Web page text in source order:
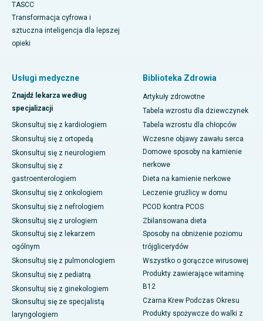
TASCC
Transformacja cyfrowa i
sztuczna inteligencja dla lepszej
opieki
Usługi medyczne
Znajdź lekarza według
specjalizacji
Skonsultuj się z kardiologiem
Skonsultuj się z ortopedą
Skonsultuj się z neurologiem
Skonsultuj się z
gastroenterologiem
Skonsultuj się z onkologiem
Skonsultuj się z nefrologiem
Skonsultuj się z urologiem
Skonsultuj się z lekarzem
ogólnym
Skonsultuj się z pulmonologiem
Skonsultuj się z pediatrą
Skonsultuj się z ginekologiem
Skonsultuj się ze specjalistą
laryngologiem
Biblioteka Zdrowia
Artykuły zdrowotne
Tabela wzrostu dla dziewczynek
Tabela wzrostu dla chłopców
Wczesne objawy zawału serca
Domowe sposoby na kamienie
nerkowe
Dieta na kamienie nerkowe
Leczenie gruźlicy w domu
PCOD kontra PCOS
Zbilansowana dieta
Sposoby na obniżenie poziomu
trójglicerydów
Wszystko o gorączce wirusowej
Produkty zawierające witaminę
B12
Czarna Krew Podczas Okresu
Produkty spożywcze do walki z